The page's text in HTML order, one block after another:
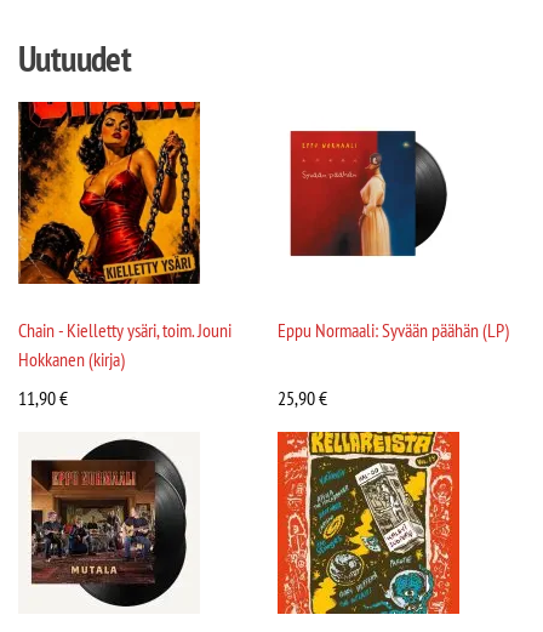
Uutuudet
Chain - Kielletty ysäri, toim. Jouni
Hokkanen (kirja)
11,90€
Eppu Normaali: Syvään päähän (LP)
25,90€